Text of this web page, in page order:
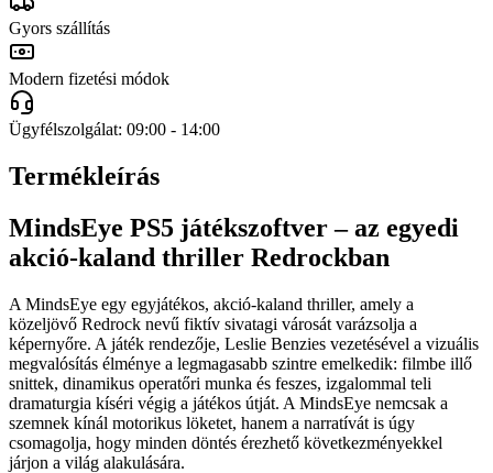
Gyors szállítás
Modern fizetési módok
Ügyfélszolgálat: 09:00 - 14:00
Termékleírás
MindsEye PS5 játékszoftver – az egyedi
akció-kaland thriller Redrockban
A MindsEye egy egyjátékos, akció-kaland thriller, amely a
közeljövő Redrock nevű fiktív sivatagi városát varázsolja a
képernyőre. A játék rendezője, Leslie Benzies vezetésével a vizuális
megvalósítás élménye a legmagasabb szintre emelkedik: filmbe illő
snittek, dinamikus operatőri munka és feszes, izgalommal teli
dramaturgia kíséri végig a játékos útját. A MindsEye nemcsak a
szemnek kínál motorikus löketet, hanem a narratívát is úgy
csomagolja, hogy minden döntés érezhető következményekkel
járjon a világ alakulására.